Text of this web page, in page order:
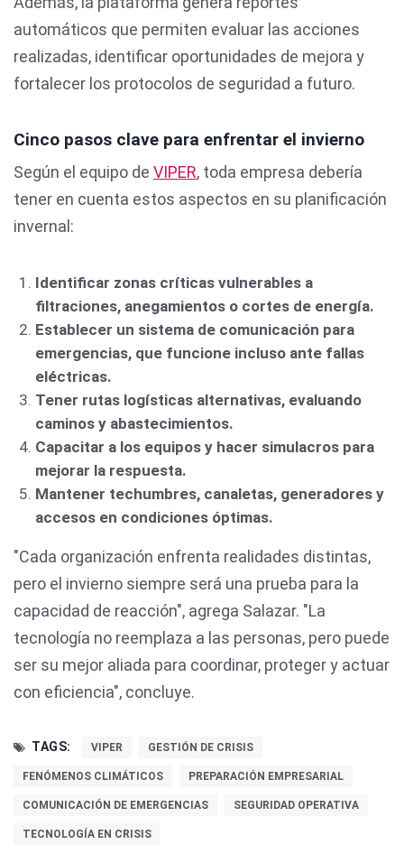
automáticos que permiten evaluar las acciones
realizadas, identificar oportunidades de mejora y
fortalecer los protocolos de seguridad a futuro.
Cinco pasos clave para enfrentar el invierno
Según el equipo de VIPER, toda empresa debería
tener en cuenta estos aspectos en su planificación
invernal:
Identificar zonas críticas vulnerables a
filtraciones, anegamientos o cortes de energía.
Establecer un sistema de comunicación para
emergencias, que funcione incluso ante fallas
eléctricas.
Tener rutas logísticas alternativas, evaluando
caminos y abastecimientos.
Capacitar a los equipos y hacer simulacros para
mejorar la respuesta.
Mantener techumbres, canaletas, generadores y
accesos en condiciones óptimas.
"Cada organización enfrenta realidades distintas,
pero el invierno siempre será una prueba para la
capacidad de reacción", agrega Salazar. "La
tecnología no reemplaza a las personas, pero puede
ser su mejor aliada para coordinar, proteger y actuar
con eficiencia", concluye.
TAGS: VIPER GESTIÓN DE CRISIS
FENÓMENOS CLIMÁTICOS PREPARACIÓN EMPRESARIAL
COMUNICACIÓN DE EMERGENCIAS SEGURIDAD OPERATIVA
TECNOLOGÍA EN CRISIS